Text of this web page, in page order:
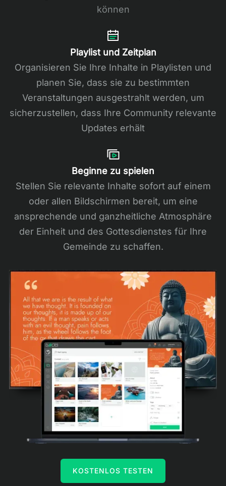
können
Playlist und Zeitplan
Organisieren Sie Ihre Inhalte in Playlisten und
planen Sie, dass sie zu bestimmten
Veranstaltungen ausgestrahlt werden, um
sicherzustellen, dass Ihre Community relevante
Updates erhält
Beginne zu spielen
Stellen Sie relevante Inhalte sofort auf einem
oder allen Bildschirmen bereit, um eine
ansprechende und ganzheitliche Atmosphäre
der Einheit und des Gottesdienstes für Ihre
Gemeinde zu schaffen.
KOSTENLOS TESTEN